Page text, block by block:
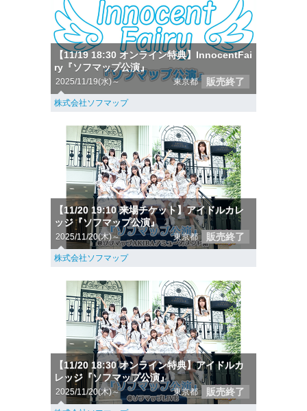
【11/19 18:30 オンライン特典】InnocentFai
ry『ソフマップ公演』
2025/11/19(水)～ 東京都 販売終了
株式会社ソフマップ
【11/20 19:10 来場チケット】アイドルカレ
ッジ『ソフマップ公演』
2025/11/20(木)～ 東京都 販売終了
株式会社ソフマップ
【11/20 18:30 オンライン特典】アイドルカ
レッジ『ソフマップ公演』
2025/11/20(木)～ 東京都 販売終了